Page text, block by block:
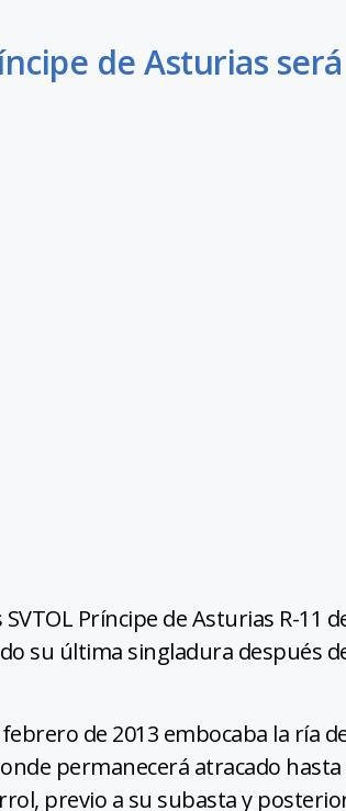
de Asturias
Príncipe de Asturias R-11
su última singladura después
febrero de 2013 embocaba la ría
permanecerá atracado
previo a su subasta y